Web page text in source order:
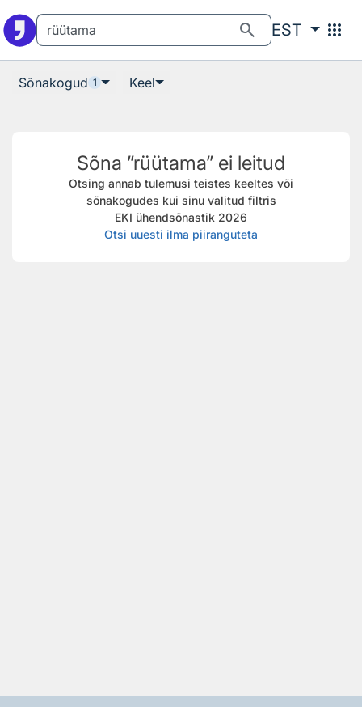
search EST apps
Sõnakogud 1 Keel
Sõna ”rüütama” ei leitud
Otsing annab tulemusi teistes keeltes või
sõnakogudes kui sinu valitud filtris
EKI ühendsõnastik 2026
Otsi uuesti ilma piiranguteta